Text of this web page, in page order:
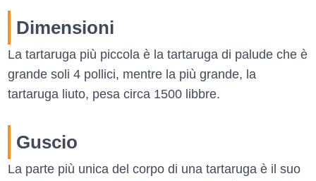
Dimensioni
La tartaruga più piccola è la tartaruga di palude che è
grande soli 4 pollici, mentre la più grande, la
tartaruga liuto, pesa circa 1500 libbre.
Guscio
La parte più unica del corpo di una tartaruga è il suo